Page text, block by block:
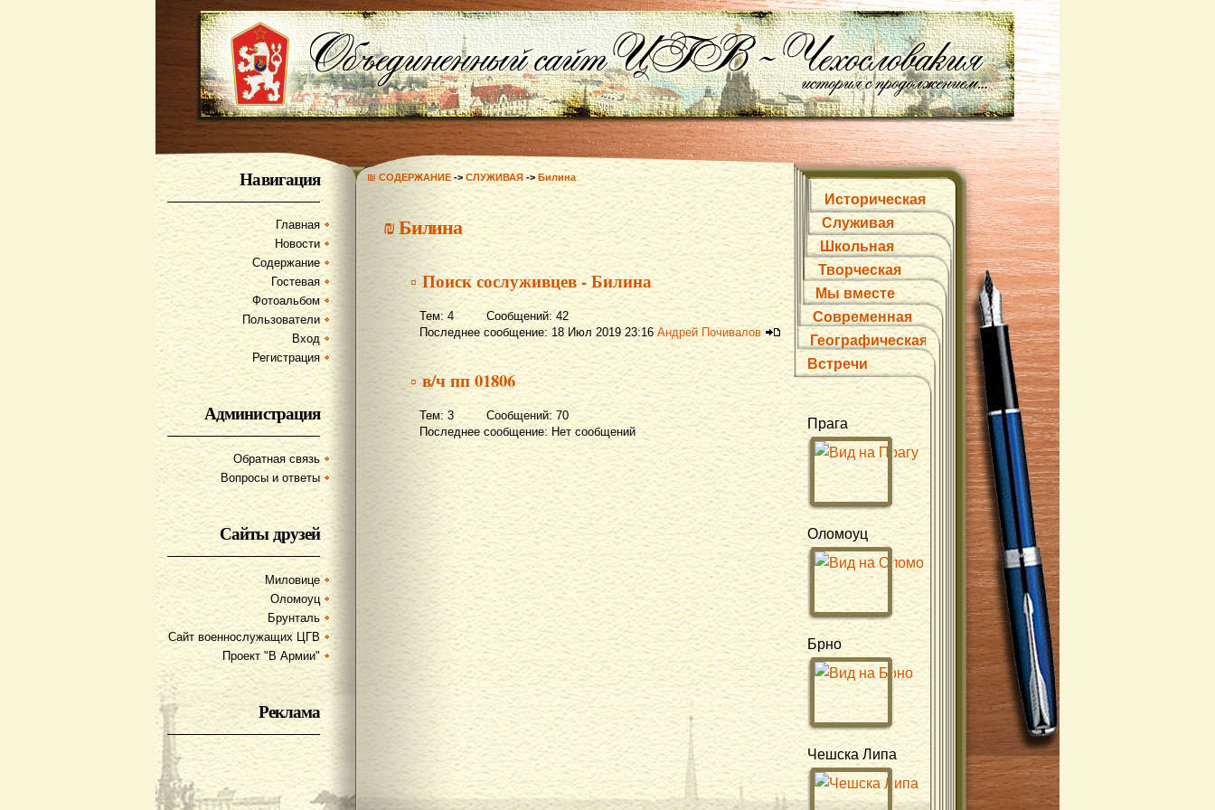
Навигация
Главная
Новости
Содержание
Гостевая
Фотоальбом
Пользователи
Вход
Регистрация
Администрация
Обратная связь
Вопросы и ответы
Сайты друзей
Миловице
Оломоуц
Брунталь
Сайт военнослужащих ЦГВ
Проект "В Армии"
Реклама
₪ СОДЕРЖАНИЕ -> СЛУЖИВАЯ -> Билина
₪Билина
▫ Поиск сослуживцев - Билина
Тем: 4 Сообщений: 42
Последнее сообщение: 18 Июл 2019 23:16Андрей Почивалов
▫ в/ч пп 01806
Тем: 3 Сообщений: 70
Последнее сообщение: Нет сообщений
Историческая
Служивая
Школьная
Творческая
Мы вместе
Современная
Географическая
Встречи
Прага
Оломоуц
Брно
Чешска Липа